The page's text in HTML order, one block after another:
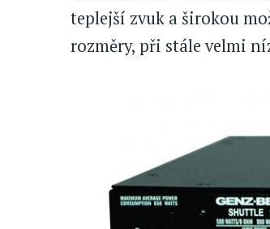
teplejší zvuk a širokou
rozměry, při stále velmi